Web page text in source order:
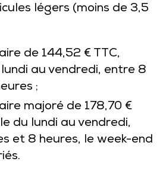
légers (moins de 3,5
de 144,52 € TTC,
au vendredi, entre 8
;
majoré de 178,70 €
du lundi au vendredi,
et 8 heures, le week-end